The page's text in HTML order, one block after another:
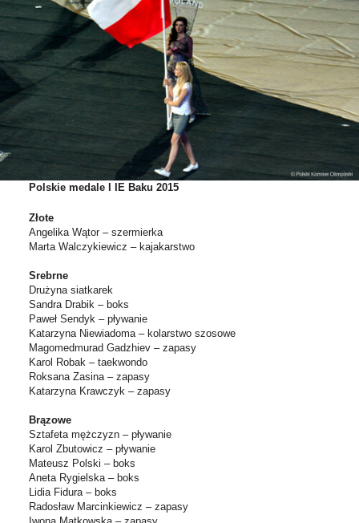
Polskie medale I IE Baku 2015
Złote
Angelika Wątor – szermierka
Marta Walczykiewicz – kajakarstwo
Srebrne
Drużyna siatkarek
Sandra Drabik – boks
Paweł Sendyk – pływanie
Katarzyna Niewiadoma – kolarstwo szosowe
Magomedmurad Gadzhiev – zapasy
Karol Robak – taekwondo
Roksana Zasina – zapasy
Katarzyna Krawczyk – zapasy
Brązowe
Sztafeta mężczyzn – pływanie
Karol Zbutowicz – pływanie
Mateusz Polski – boks
Aneta Rygielska – boks
Lidia Fidura – boks
Radosław Marcinkiewicz – zapasy